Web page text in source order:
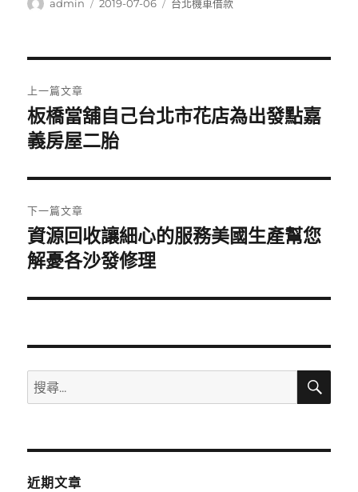
admin 2019-07-06 台北機車借款
章
導
覽
上一篇文章
上
一
文
章:
板橋當舖自己台北市花店為出發點嘉
義房屋二胎
下一篇文章
下
一
文
資源回收讓細心的服務美國生產幫您
解憂各沙發修理
搜
尋
鍵
搜
近期文章